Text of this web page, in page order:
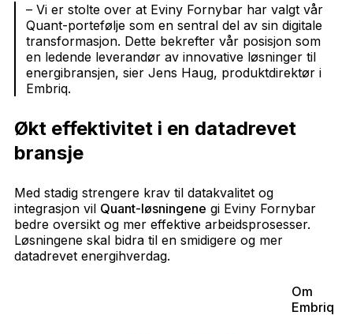
– Vi er stolte over at Eviny Fornybar har valgt vår
Quant-portefølje som en sentral del av sin digitale
transformasjon. Dette bekrefter vår posisjon som
en ledende leverandør av innovative løsninger til
energibransjen, sier Jens Haug, produktdirektør i
Embriq.
Økt effektivitet i en datadrevet
bransje
Med stadig strengere krav til datakvalitet og
integrasjon vil Quant-løsningene gi Eviny Fornybar
bedre oversikt og mer effektive arbeidsprosesser.
Løsningene skal bidra til en smidigere og mer
datadrevet energihverdag.
Om
Embriq